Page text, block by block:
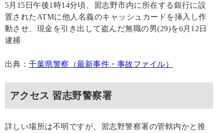
5月15日午後1時14分頃、習志野市内に所在する銀行に設
置されたATMに他人名義のキャッシュカードを挿入し作
動させ、現金を引き出して盗んだ無職の男(29)を6月12日
逮捕
出典：千葉県警察（最新事件・事故ファイル）
アクセス 習志野警察署
詳しい場所は不明ですが、習志野警察署の管轄内かと推